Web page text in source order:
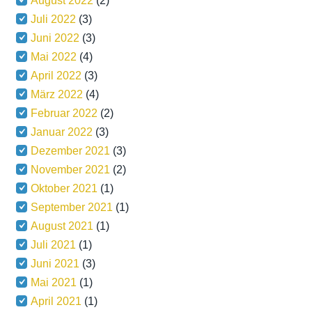
Juli 2022 (3)
Juni 2022 (3)
Mai 2022 (4)
April 2022 (3)
März 2022 (4)
Februar 2022 (2)
Januar 2022 (3)
Dezember 2021 (3)
November 2021 (2)
Oktober 2021 (1)
September 2021 (1)
August 2021 (1)
Juli 2021 (1)
Juni 2021 (3)
Mai 2021 (1)
April 2021 (1)